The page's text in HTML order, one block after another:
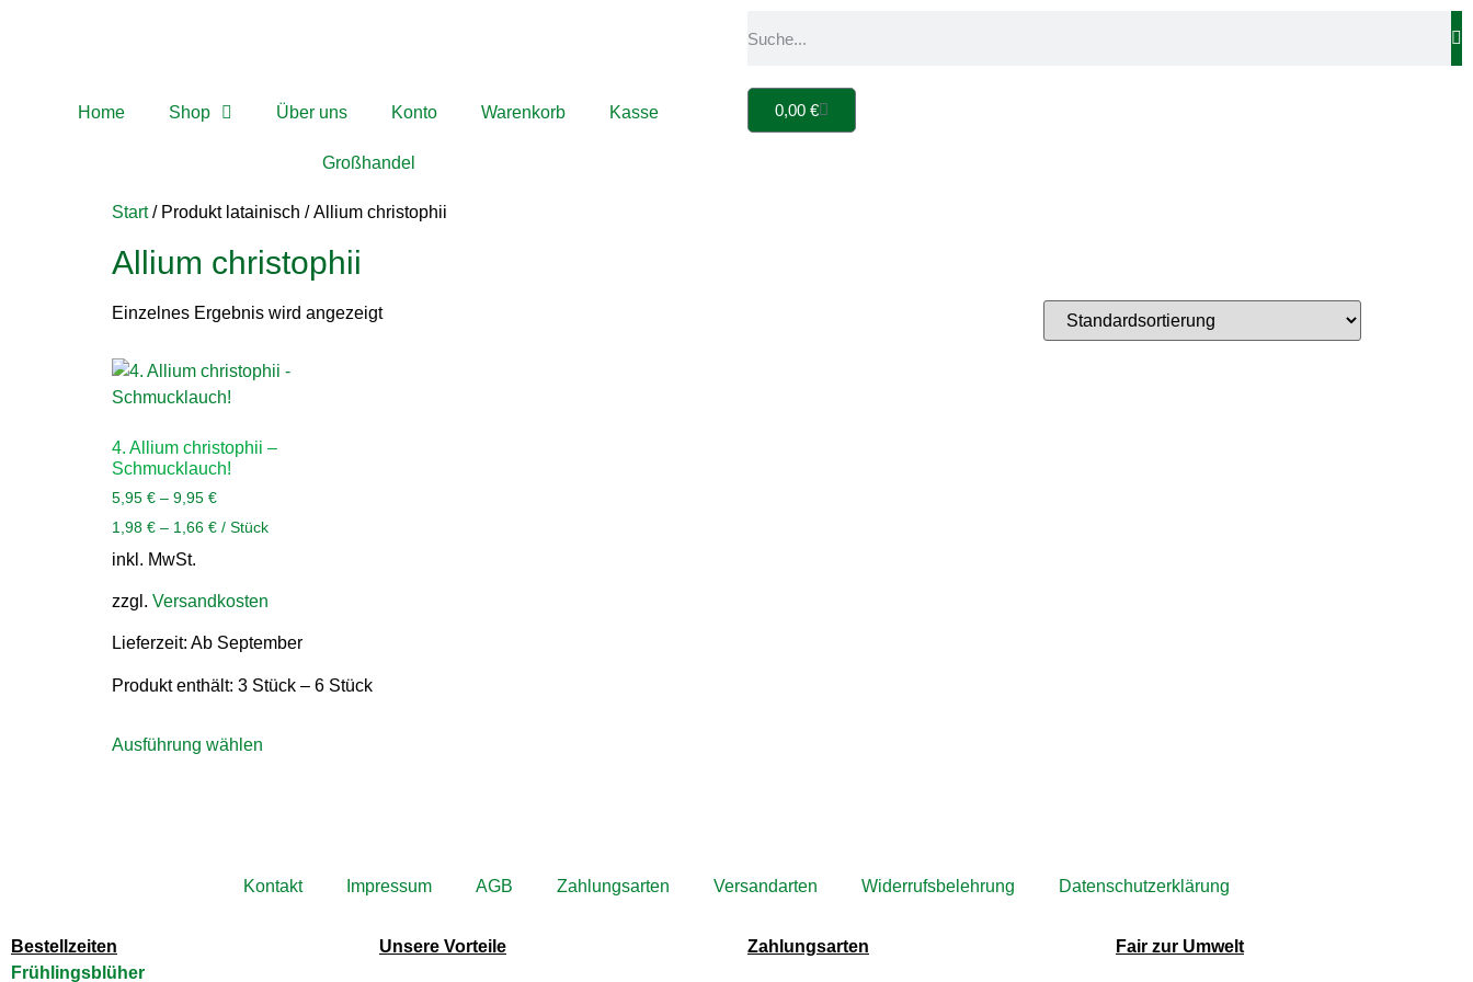
Home Shop Über uns Konto Warenkorb Kasse
Großhandel
0,00 €
Start/ Produkt latainisch / Allium christophii
Allium christophii
Einzelnes Ergebnis wird angezeigt
4. Allium christophii –
Schmucklauch!
5,95 € – 9,95 €
1,98 € – 1,66 € / Stück
inkl. MwSt.
zzgl. Versandkosten
Lieferzeit: Ab September
Produkt enthält: 3 Stück – 6 Stück
Ausführung wählen
Kontakt Impressum AGB Zahlungsarten Versandarten Widerrufsbelehrung Datenschutzerklärung
Bestellzeiten
Frühlingsblüher
Unsere Vorteile Zahlungsarten Fair zur Umwelt